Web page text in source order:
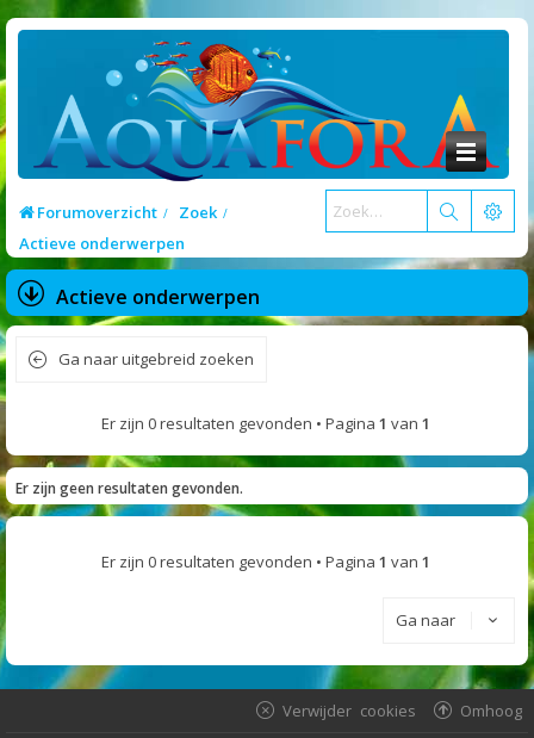
Forumoverzicht
Zoek
Actieve onderwerpen
Actieve onderwerpen
Ga naar uitgebreid zoeken
Er zijn 0 resultaten gevonden • Pagina 1 van 1
Er zijn geen resultaten gevonden.
Er zijn 0 resultaten gevonden • Pagina 1 van 1
Ga naar
Omhoog
Verwijder cookies